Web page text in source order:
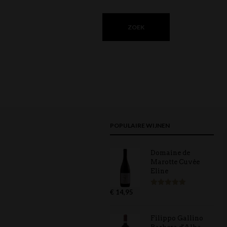
POPULAIRE WIJNEN
Domaine de
Marotte Cuvée
Eline
€ 14,95
Filippo Gallino